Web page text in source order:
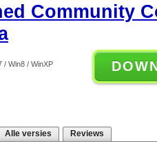
Community
/ Win8 / WinXP
Alle versies Reviews